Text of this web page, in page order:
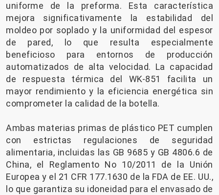
uniforme de la preforma. Esta característica
mejora significativamente la estabilidad del
moldeo por soplado y la uniformidad del espesor
de pared, lo que resulta especialmente
beneficioso para entornos de producción
automatizados de alta velocidad. La capacidad
de respuesta térmica del WK-851 facilita un
mayor rendimiento y la eficiencia energética sin
comprometer la calidad de la botella.
Ambas materias primas de plástico PET cumplen
con estrictas regulaciones de seguridad
alimentaria, incluidas las GB 9685 y GB 4806.6 de
China, el Reglamento No 10/2011 de la Unión
Europea y el 21 CFR 177.1630 de la FDA de EE. UU.,
lo que garantiza su idoneidad para el envasado de